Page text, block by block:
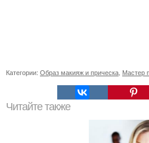
Категории: Образ макияж и прическа Мастер
Читайте также